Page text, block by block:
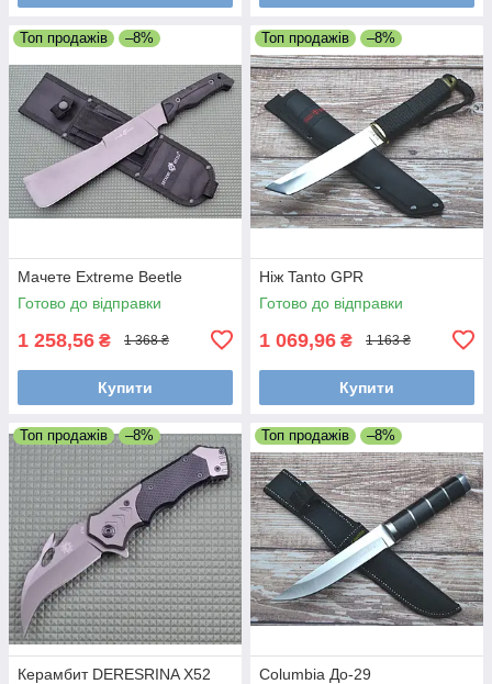
Топ продажів –8%
Мачете Extreme Beetle
Готово до відправки
1 258,56 ₴ 1 368 ₴
Купити
Топ продажів –8%
Ніж Tanto GPR
Готово до відправки
1 069,96 ₴ 1 163 ₴
Купити
Топ продажів –8%
Керамбит DERESRINA Х52
Топ продажів –8%
Сolumbia До-29